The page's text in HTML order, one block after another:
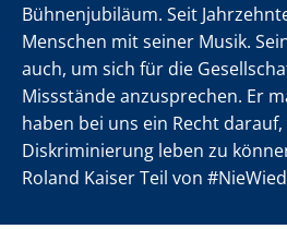
Bühnenjubiläum. Seit
Menschen mit seiner Musik.
auch, um sich für die
Missstände anzusprechen. Er
haben bei uns ein Recht
Diskriminierung leben zu
Roland Kaiser Teil von